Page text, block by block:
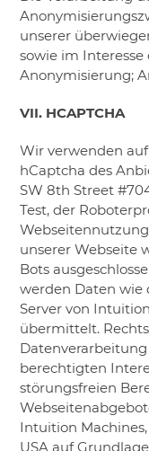
unserer
sowie im
Anonymisierung;
VII. HCAPTCHA
Wir verwenden
hCaptcha des
SW 8th Street
Test, der
unserer Webseite
Bots
werden Daten wie
Server von
übermittelt.
berechtigten
störungsfreien
Intuition
USA auf